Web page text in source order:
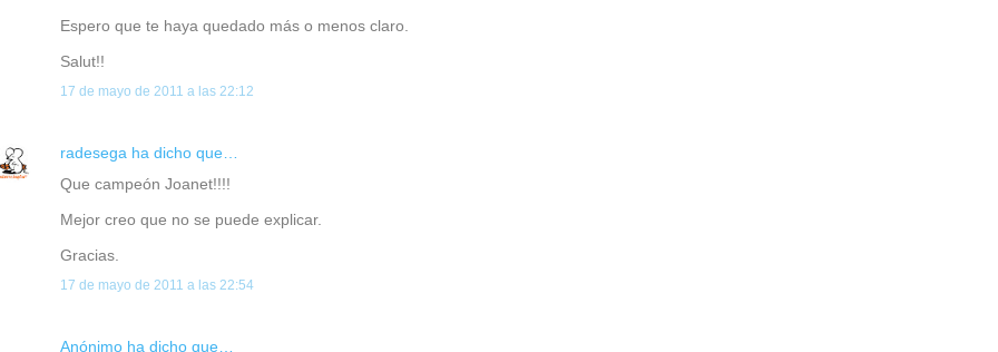
Espero que te haya quedado más o menos claro.
Salut!!
17 de mayo de 2011 a las 22:12
radesega ha dicho que…
Que campeón Joanet!!!!
Mejor creo que no se puede explicar.
Gracias.
17 de mayo de 2011 a las 22:54
Anónimo ha dicho que…